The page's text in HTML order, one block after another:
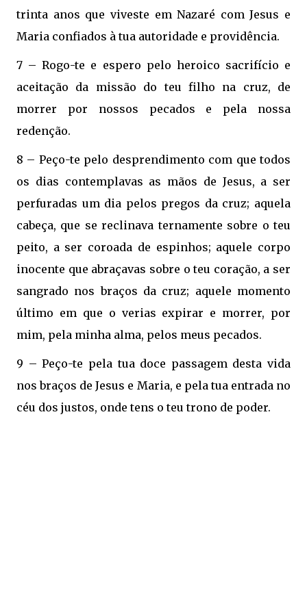
trinta anos que viveste em Nazaré com Jesus e
Maria confiados à tua autoridade e providência.
7 – Rogo-te e espero pelo heroico sacrifício e
aceitação da missão do teu filho na cruz, de
morrer por nossos pecados e pela nossa
redenção.
8 – Peço-te pelo desprendimento com que todos
os dias contemplavas as mãos de Jesus, a ser
perfuradas um dia pelos pregos da cruz; aquela
cabeça, que se reclinava ternamente sobre o teu
peito, a ser coroada de espinhos; aquele corpo
inocente que abraçavas sobre o teu coração, a ser
sangrado nos braços da cruz; aquele momento
último em que o verias expirar e morrer, por
mim, pela minha alma, pelos meus pecados.
9 – Peço-te pela tua doce passagem desta vida
nos braços de Jesus e Maria, e pela tua entrada no
céu dos justos, onde tens o teu trono de poder.